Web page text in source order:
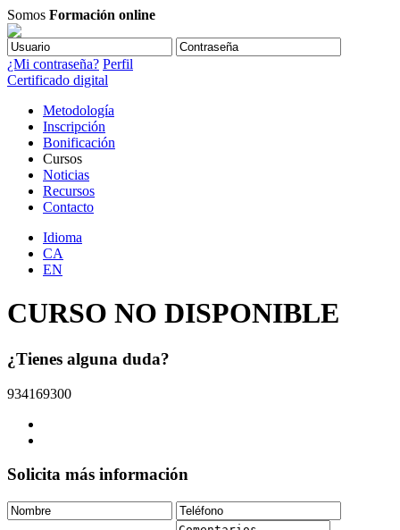
Somos Formación online
¿Mi contraseña? Perfil
Certificado digital
Metodología
Inscripción
Bonificación
Cursos
Noticias
Recursos
Contacto
Idioma
CA
EN
CURSO NO DISPONIBLE
¿Tienes alguna duda?
934169300
Solicita más información